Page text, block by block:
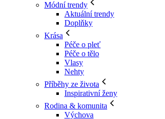
Módní trendy
Aktuální trendy
Doplňky
Krása
Péče o pleť
Péče o tělo
Vlasy
Nehty
Příběhy ze života
Inspirativní ženy
Rodina & komunita
Výchova